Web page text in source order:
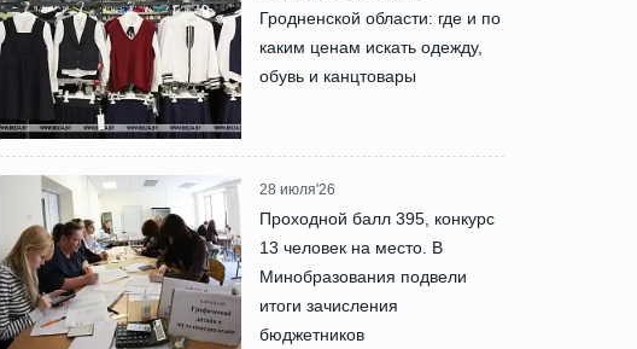
Гродненской области: где и по
каким ценам искать одежду,
обувь и канцтовары
28 июля'26
Проходной балл 395, конкурс
13 человек на место. В
Минобразования подвели
итоги зачисления
бюджетников